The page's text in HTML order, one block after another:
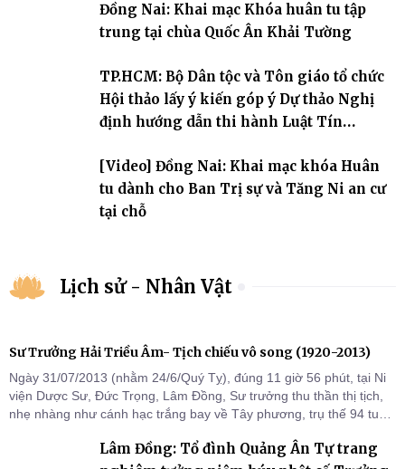
Đồng Nai: Khai mạc Khóa huân tu tập
trung tại chùa Quốc Ân Khải Tường
TP.HCM: Bộ Dân tộc và Tôn giáo tổ chức
Hội thảo lấy ý kiến góp ý Dự thảo Nghị
định hướng dẫn thi hành Luật Tín
[Video] Đồng Nai: Khai mạc khóa Huân
tu dành cho Ban Trị sự và Tăng Ni an cư
tại chỗ
Lịch sử - Nhân Vật
Sư Trưởng Hải Triều Âm- Tịch chiếu vô song (1920-2013)
Ngày 31/07/2013 (nhằm 24/6/Quý Tỵ), đúng 11 giờ 56 phút, tại Ni
viện Dược Sư, Đức Trọng, Lâm Đồng, Sư trưởng thu thần thị tịch,
nhẹ nhàng như cánh hạc trắng bay về Tây phương, trụ thế 94 tuổi
Lâm Đồng: Tổ đình Quảng Ân Tự trang